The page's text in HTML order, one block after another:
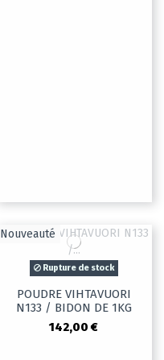
Nouveauté
Rupture de stock
POUDRE VIHTAVUORI
N133 / BIDON DE 1KG
142,00 €